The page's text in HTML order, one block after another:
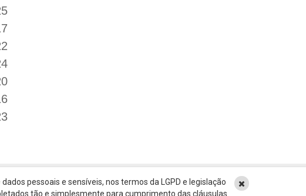
pessoais e sensíveis, nos termos da LGPD e legislação
tão e simplesmente para cumprimento das cláusulas